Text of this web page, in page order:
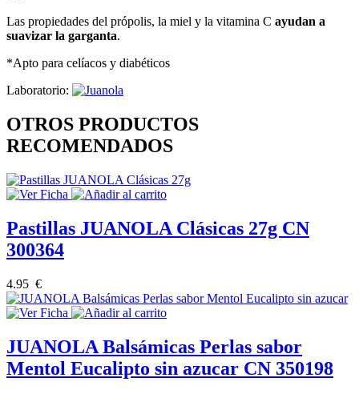
Las propiedades del própolis, la miel y la vitamina C ayudan a
suavizar la garganta.
*Apto para celíacos y diabéticos
Laboratorio:
OTROS PRODUCTOS
RECOMENDADOS
Pastillas JUANOLA Clásicas 27g CN
300364
4.95 €
JUANOLA Balsámicas Perlas sabor
Mentol Eucalipto sin azucar CN 350198